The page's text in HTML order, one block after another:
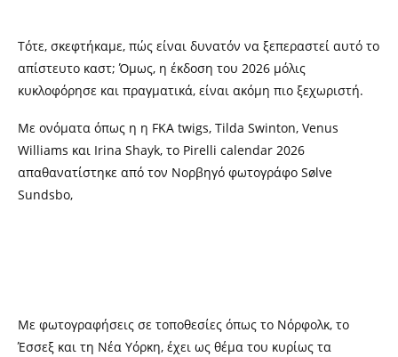
Τότε, σκεφτήκαμε, πώς είναι δυνατόν να ξεπεραστεί αυτό το
απίστευτο καστ; Όμως, η έκδοση του 2026 μόλις
κυκλοφόρησε και πραγματικά, είναι ακόμη πιο ξεχωριστή.
Με ονόματα όπως η η FKA twigs, Tilda Swinton, Venus
Williams και Irina Shayk, το Pirelli calendar 2026
απαθανατίστηκε από τον Νορβηγό φωτογράφο Sølve
Sundsbo,
Με φωτογραφήσεις σε τοποθεσίες όπως το Νόρφολκ, το
Έσσεξ και τη Νέα Υόρκη, έχει ως θέμα του κυρίως τα